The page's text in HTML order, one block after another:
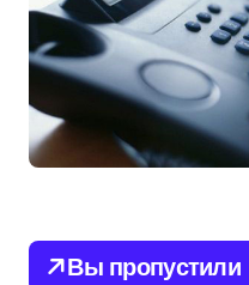
Вы пропустили